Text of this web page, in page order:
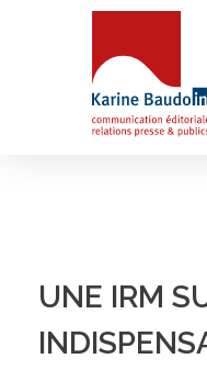
UNE IRM